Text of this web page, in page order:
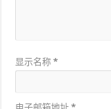
显示名称*